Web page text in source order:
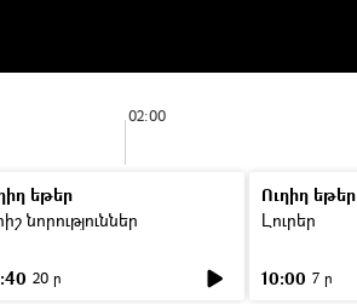
02:00
եթեր
նորություններ
20 ր
Ուղիղ եթեր
Լուրեր
10:00 7 ր